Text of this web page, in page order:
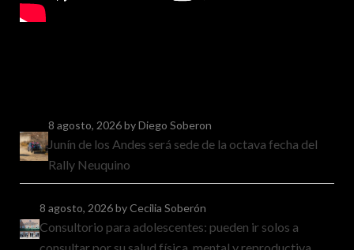
8 agosto, 2026by Diego Soberon
Junín de los Andes será sede de la octava fecha del
Rally Neuquino
8 agosto, 2026by Cecilia Soberón
Consultorio para adolescentes: pueden ir solos a